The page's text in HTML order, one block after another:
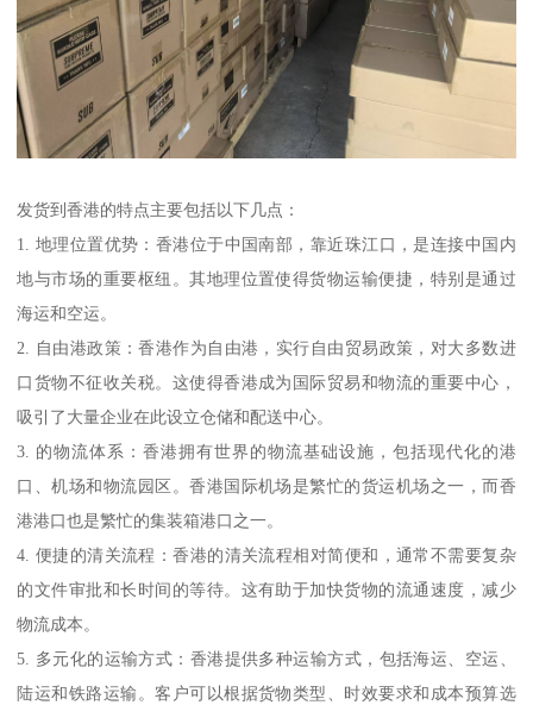
发货到香港的特点主要包括以下几点：
1. 地理位置优势：香港位于中国南部，靠近珠江口，是连接中国内
地与市场的重要枢纽。其地理位置使得货物运输便捷，特别是通过
海运和空运。
2. 自由港政策：香港作为自由港，实行自由贸易政策，对大多数进
口货物不征收关税。这使得香港成为国际贸易和物流的重要中心，
吸引了大量企业在此设立仓储和配送中心。
3. 的物流体系：香港拥有世界的物流基础设施，包括现代化的港
口、机场和物流园区。香港国际机场是繁忙的货运机场之一，而香
港港口也是繁忙的集装箱港口之一。
4. 便捷的清关流程：香港的清关流程相对简便和，通常不需要复杂
的文件审批和长时间的等待。这有助于加快货物的流通速度，减少
物流成本。
5. 多元化的运输方式：香港提供多种运输方式，包括海运、空运、
陆运和铁路运输。客户可以根据货物类型、时效要求和成本预算选